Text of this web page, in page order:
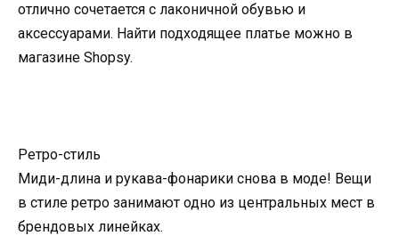
отлично сочетается с лаконичной обувью и
аксессуарами. Найти подходящее платье можно в
магазине Shopsy.
Ретро-стиль
Миди-длина и рукава-фонарики снова в моде! Вещи
в стиле ретро занимают одно из центральных мест в
брендовых линейках.